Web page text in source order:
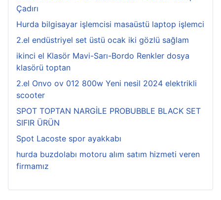
Çadırı
Hurda bilgisayar işlemcisi masaüstü laptop işlemci
2.el endüstriyel set üstü ocak iki gözlü sağlam
ikinci el Klasör Mavi-Sarı-Bordo Renkler dosya
klasörü toptan
2.el Onvo ov 012 800w Yeni nesil 2024 elektrikli
scooter
SPOT TOPTAN NARGİLE PROBUBBLE BLACK SET
SIFIR ÜRÜN
Spot Lacoste spor ayakkabı
hurda buzdolabı motoru alım satım hizmeti veren
firmamız